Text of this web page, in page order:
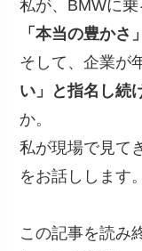
私が、BMWに
「本当の豊かさ」
そして、企業が
い」と指名し続
か。
私が現場で見て
をお話しします。
この記事を読み